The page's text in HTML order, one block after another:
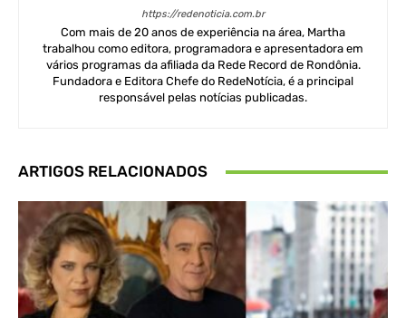
https://redenoticia.com.br
Com mais de 20 anos de experiência na área, Martha
trabalhou como editora, programadora e apresentadora em
vários programas da afiliada da Rede Record de Rondônia.
Fundadora e Editora Chefe do RedeNotícia, é a principal
responsável pelas notícias publicadas.
ARTIGOS RELACIONADOS